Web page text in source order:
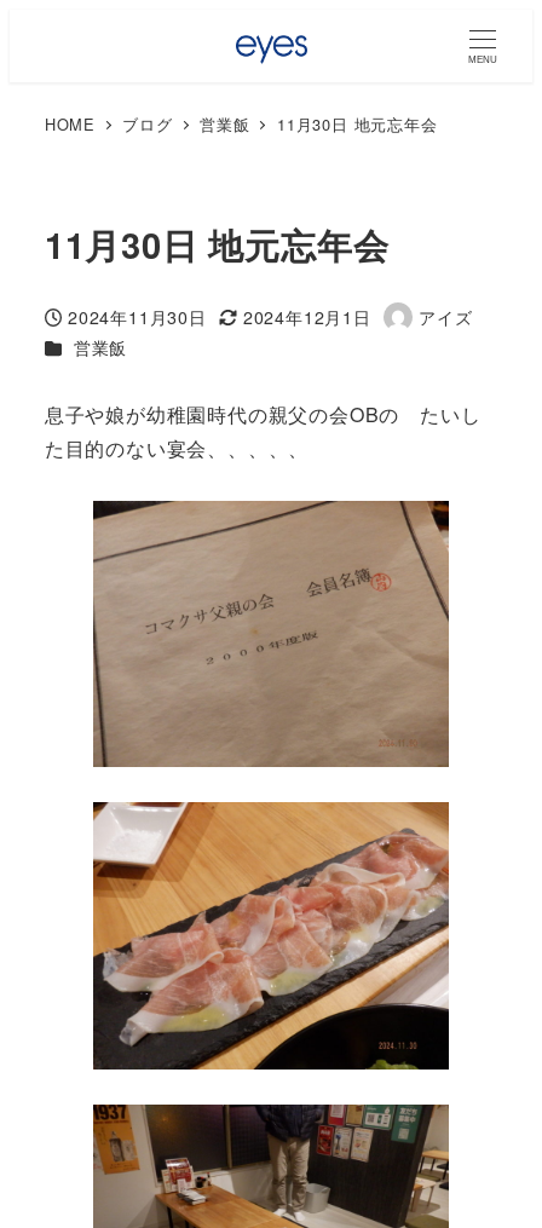
MENU
HOME ブログ 営業飯 11月30日 地元忘年会
11月30日 地元忘年会
投稿日
2024年11月30日
更新日
2024年12月1日
著
アイズ
カテゴリー
営業飯
息子や娘が幼稚園時代の親父の会OBの たいし
た目的のない宴会、、、、、